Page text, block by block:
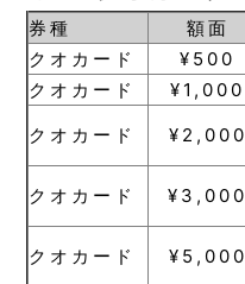
券種 額面
クオカード
¥500
クオカード
¥1,000
クオカード
¥2,000
クオカード
¥3,000
クオカード
¥5,000